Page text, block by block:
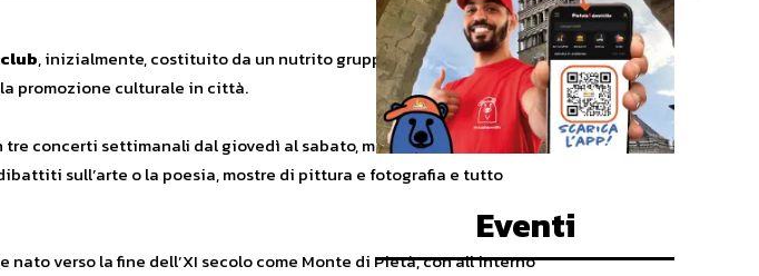
, inizialmente, costituito da un nutrito gruppo di soci e, da
promozione culturale in città.
concerti settimanali dal giovedì al sabato, ma anche la
sull’arte o la poesia, mostre di pittura e fotografia e tutto
verso la fine dell’XI secolo come Monte di Pietà, con all’interno
Eventi